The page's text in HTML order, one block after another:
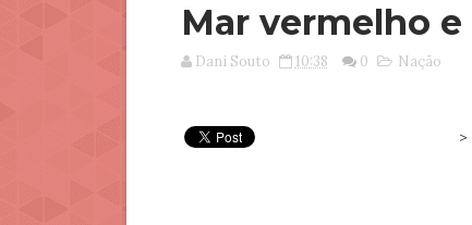
Mar vermelho
Dani Souto 10:38 0 Nação
>